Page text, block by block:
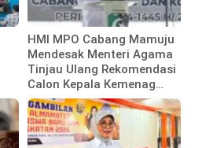
HMI MPO Cabang Mamuju
Mendesak Menteri Agama
Tinjau Ulang Rekomendasi
Calon Kepala Kemenag
Polewali Mandar